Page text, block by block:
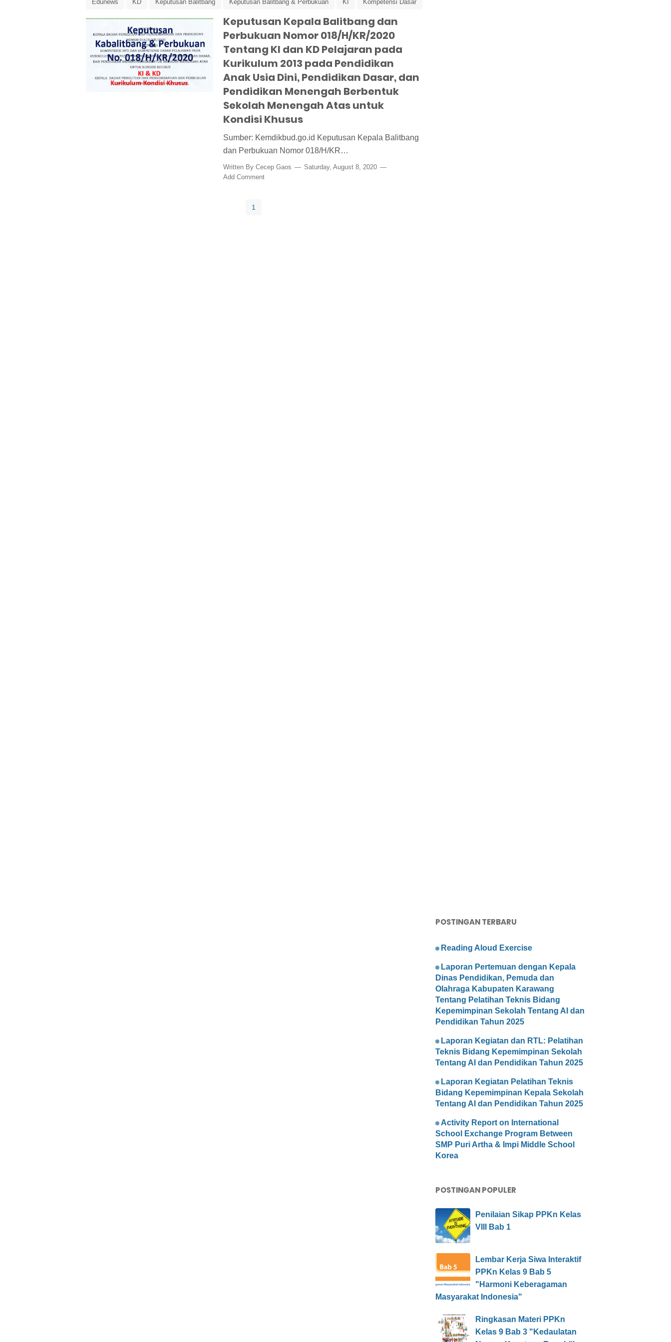
Edunews KD Keputusan Balitbang Keputusan Balitbang & Perbukuan KI Kompetensi Dasar
Kompetensi Inti Kurikulum Kurikulum Covid-19 Kurikulum Kondisi Khusus Kurkulum Darurat
KurkulumDaruratCorona
Keputusan Kepala Balitbang dan
Perbukuan Nomor 018/H/KR/2020
Tentang KI dan KD Pelajaran pada
Kurikulum 2013 pada Pendidikan
Anak Usia Dini, Pendidikan Dasar, dan
Pendidikan Menengah Berbentuk
Sekolah Menengah Atas untuk
Kondisi Khusus
Sumber: Kemdikbud.go.id Keputusan Kepala Balitbang
dan Perbukuan Nomor 018/H/KR…
Written By Cecep Gaos
Saturday, August 8, 2020
Add Comment
1
POSTINGAN TERBARU
Reading Aloud Exercise
Laporan Pertemuan dengan Kepala
Dinas Pendidikan, Pemuda dan
Olahraga Kabupaten Karawang
Tentang Pelatihan Teknis Bidang
Kepemimpinan Sekolah Tentang AI dan
Pendidikan Tahun 2025
Laporan Kegiatan dan RTL: Pelatihan
Teknis Bidang Kepemimpinan Sekolah
Tentang AI dan Pendidikan Tahun 2025
Laporan Kegiatan Pelatihan Teknis
Bidang Kepemimpinan Kepala Sekolah
Tentang AI dan Pendidikan Tahun 2025
Activity Report on International
School Exchange Program Between
SMP Puri Artha & Impi Middle School
Korea
POSTINGAN POPULER
Penilaian Sikap PPKn Kelas
VIII Bab 1
Lembar Kerja Siwa Interaktif
PPKn Kelas 9 Bab 5
"Harmoni Keberagaman
Masyarakat Indonesia"
Ringkasan Materi PPKn
Kelas 9 Bab 3 "Kedaulatan